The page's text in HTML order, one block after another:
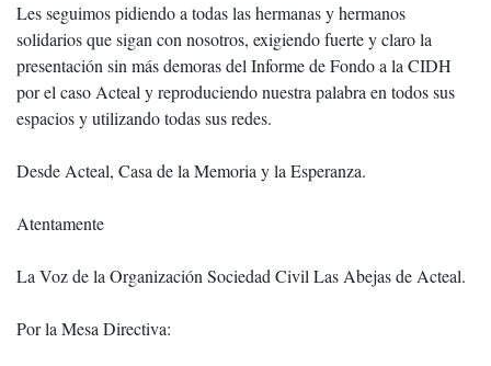
Les seguimos pidiendo a todas las hermanas y hermanos
solidarios que sigan con nosotros, exigiendo fuerte y claro la
presentación sin más demoras del Informe de Fondo a la CIDH
por el caso Acteal y reproduciendo nuestra palabra en todos sus
espacios y utilizando todas sus redes.
Desde Acteal, Casa de la Memoria y la Esperanza.
Atentamente
La Voz de la Organización Sociedad Civil Las Abejas de Acteal.
Por la Mesa Directiva: